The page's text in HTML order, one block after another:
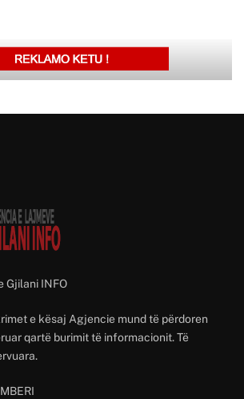
Gjilani INFO
e kësaj Agjencie mund të përdoren
qartë burimit të informacionit. Të